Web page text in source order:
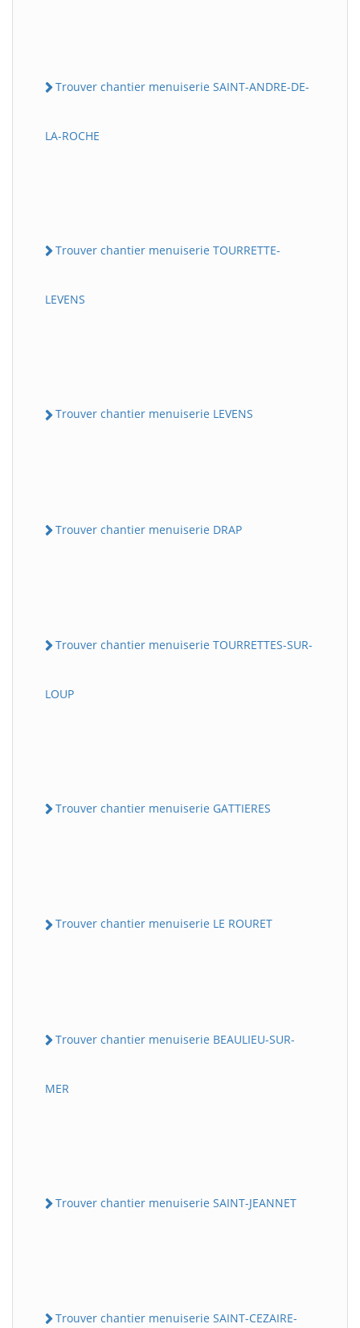
Trouver chantier menuiserie SAINT-ANDRE-DE-
LA-ROCHE
Trouver chantier menuiserie TOURRETTE-
LEVENS
Trouver chantier menuiserie LEVENS
Trouver chantier menuiserie DRAP
Trouver chantier menuiserie TOURRETTES-SUR-
LOUP
Trouver chantier menuiserie GATTIERES
Trouver chantier menuiserie LE ROURET
Trouver chantier menuiserie BEAULIEU-SUR-
MER
Trouver chantier menuiserie SAINT-JEANNET
Trouver chantier menuiserie SAINT-CEZAIRE-